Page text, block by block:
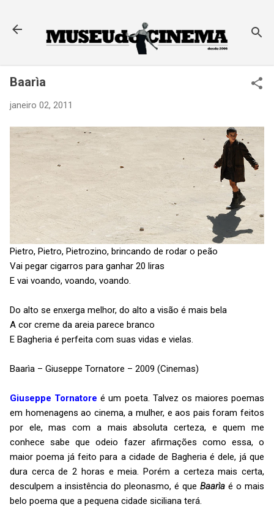
Baarìa
janeiro 02, 2011
Pietro, Pietro, Pietrozino, brincando de rodar o peão
Vai pegar cigarros para ganhar 20 liras
E vai voando, voando, voando.
Do alto se enxerga melhor, do alto a visão é mais bela
A cor creme da areia parece branco
E Bagheria é perfeita com suas vidas e vielas.
Baarìa – Giuseppe Tornatore – 2009 (Cinemas)
Giuseppe Tornatore é um poeta. Talvez os maiores poemas
em homenagens ao cinema, a mulher, e aos pais foram feitos
por ele, mas com a mais absoluta certeza, e quem me
conhece sabe que odeio fazer afirmações como essa, o
maior poema já feito para a cidade de Bagheria é dele, já que
dura cerca de 2 horas e meia. Porém a certeza mais certa,
desculpem a insistência do pleonasmo, é que Baarìa é o mais
belo poema que a pequena cidade siciliana terá.